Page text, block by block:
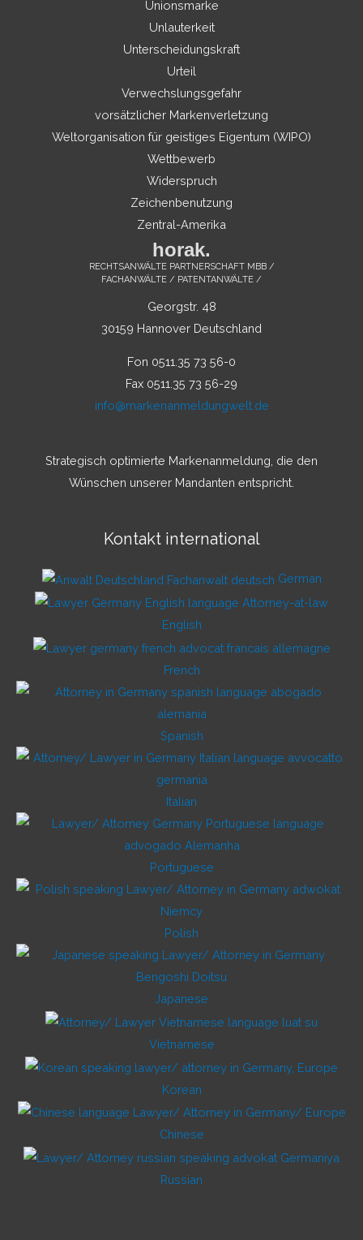
Unionsmarke
Unlauterkeit
Unterscheidungskraft
Urteil
Verwechslungsgefahr
vorsätzlicher Markenverletzung
Weltorganisation für geistiges Eigentum (WIPO)
Wettbewerb
Widerspruch
Zeichenbenutzung
Zentral-Amerika
horak.
RECHTSANWÄLTE PARTNERSCHAFT MBB /
FACHANWÄLTE / PATENTANWÄLTE /
Georgstr. 48
30159 Hannover Deutschland
Fon 0511.35 73 56-0
Fax 0511.35 73 56-29
info@markenanmeldungwelt.de
Strategisch optimierte Markenanmeldung, die den
Wünschen unserer Mandanten entspricht.
Kontakt international
German
English
French
Spanish
Italian
Portuguese
Polish
Japanese
Vietnamese
Korean
Chinese
Russian